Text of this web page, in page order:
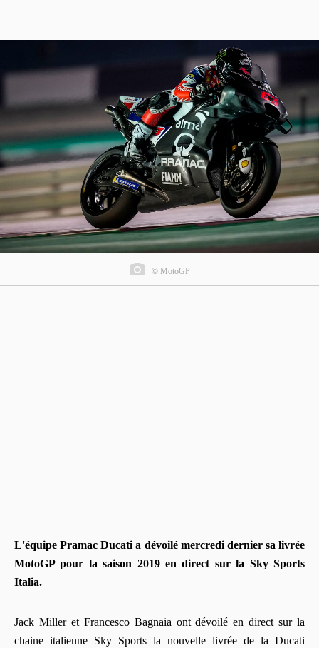
© MotoGP
L'équipe Pramac Ducati a dévoilé mercredi dernier sa livrée
MotoGP pour la saison 2019 en direct sur la Sky Sports
Italia.
Jack Miller et Francesco Bagnaia ont dévoilé en direct sur la
chaine italienne Sky Sports la nouvelle livrée de la Ducati